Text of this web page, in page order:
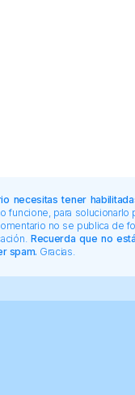
necesitas tener
funcione, para
no se publica de
Recuerda que no
spam. Gracias.